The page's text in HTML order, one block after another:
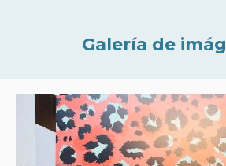
Galería de